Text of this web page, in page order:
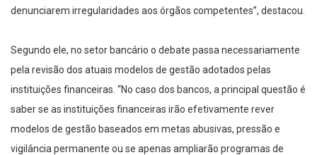
denunciarem irregularidades aos órgãos competentes”, destacou.
Segundo ele, no setor bancário o debate passa necessariamente
pela revisão dos atuais modelos de gestão adotados pelas
instituições financeiras. “No caso dos bancos, a principal questão é
saber se as instituições financeiras irão efetivamente rever
modelos de gestão baseados em metas abusivas, pressão e
vigilância permanente ou se apenas ampliarão programas de